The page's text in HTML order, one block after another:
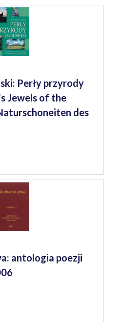
Perły przyrody
Jewels of the
des
antologia poezji